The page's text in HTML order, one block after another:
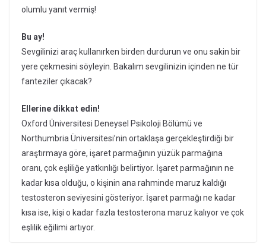
olumlu yanıt vermiş!
Bu ay!
Sevgilinizi araç kullanırken birden durdurun ve onu sakin bir
yere çekmesini söyleyin. Bakalım sevgilinizin içinden ne tür
fanteziler çıkacak?
Ellerine dikkat edin!
Oxford Üniversitesi Deneysel Psikoloji Bölümü ve
Northumbria Üniversitesi’nin ortaklaşa gerçekleştirdiği bir
araştırmaya göre, işaret parmağının yüzük parmağına
oranı, çok eşliliğe yatkınlığı belirtiyor. İşaret parmağının ne
kadar kısa olduğu, o kişinin ana rahminde maruz kaldığı
testosteron seviyesini gösteriyor. İşaret parmağı ne kadar
kısa ise, kişi o kadar fazla testosterona maruz kalıyor ve çok
eşlilik eğilimi artıyor.